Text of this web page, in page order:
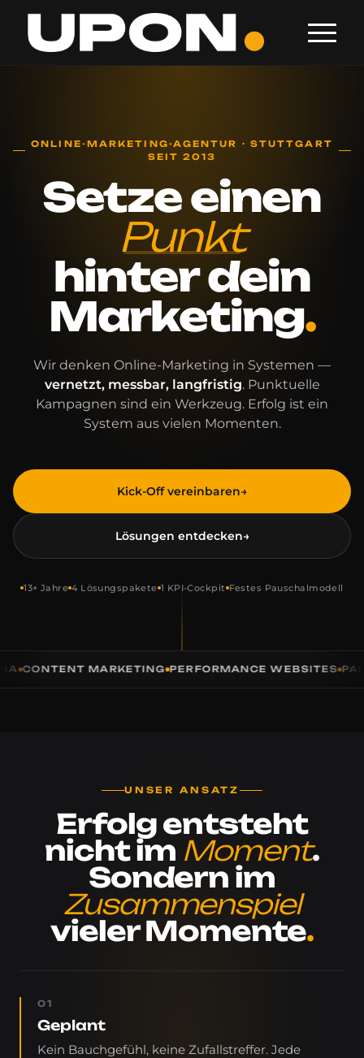
ONLINE-MARKETING-AGENTUR · STUTTGART
SEIT 2013
Setzeeinen
Punkt
hinterdein
Marketing.
Wir denken Online-Marketing in Systemen —
vernetzt, messbar, langfristig. Punktuelle
Kampagnen sind ein Werkzeug. Erfolg ist ein
System aus vielen Momenten.
Kick-Off vereinbaren→
Lösungen entdecken→
13+ Jahre 4 Lösungspakete 1 KPI-Cockpit Festes Pauschalmodell
CONTENT MARKETING PERFORMANCE WEBSITES PAID
UNSER ANSATZ
Erfolg entsteht
nicht im Moment.
Sondern im
Zusammenspiel
vieler Momente.
01
Geplant
Kein Bauchgefühl, keine Zufallstreffer. Jede